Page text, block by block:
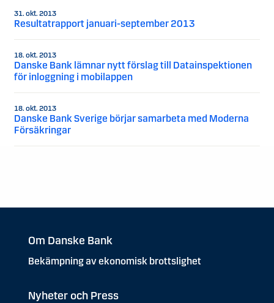
31. okt. 2013
Resultatrapport januari-september 2013
18. okt. 2013
Danske Bank lämnar nytt förslag till Datainspektionen
för inloggning i mobilappen
18. okt. 2013
Danske Bank Sverige börjar samarbeta med Moderna
Försäkringar
Om Danske Bank
Bekämpning av ekonomisk brottslighet
Nyheter och Press